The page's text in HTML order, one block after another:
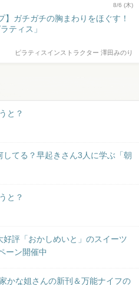
8/6 (木)
】ガチガチの胸まわりをほぐす！
ティス」
ピラティスインストラクター 澤田みのり
と？
てる？早起きさん3人に学ぶ「朝
と？
好評「おかしめいと」のスイーツ
ーン開催中
かな姐さんの新刊＆万能ナイフの